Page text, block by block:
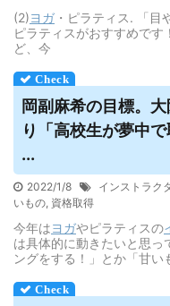
(2)ヨガ ・ピラティス. 「目
ピラティスがおすすめで
ど、今
岡副麻希の目標。
り「高校生が夢中
...
2022/1/8 インストラク
いもの, 資格取得
今年はヨガやピラティスの
は具体的に動きたいと思っ
ングをする！」とか「甘い